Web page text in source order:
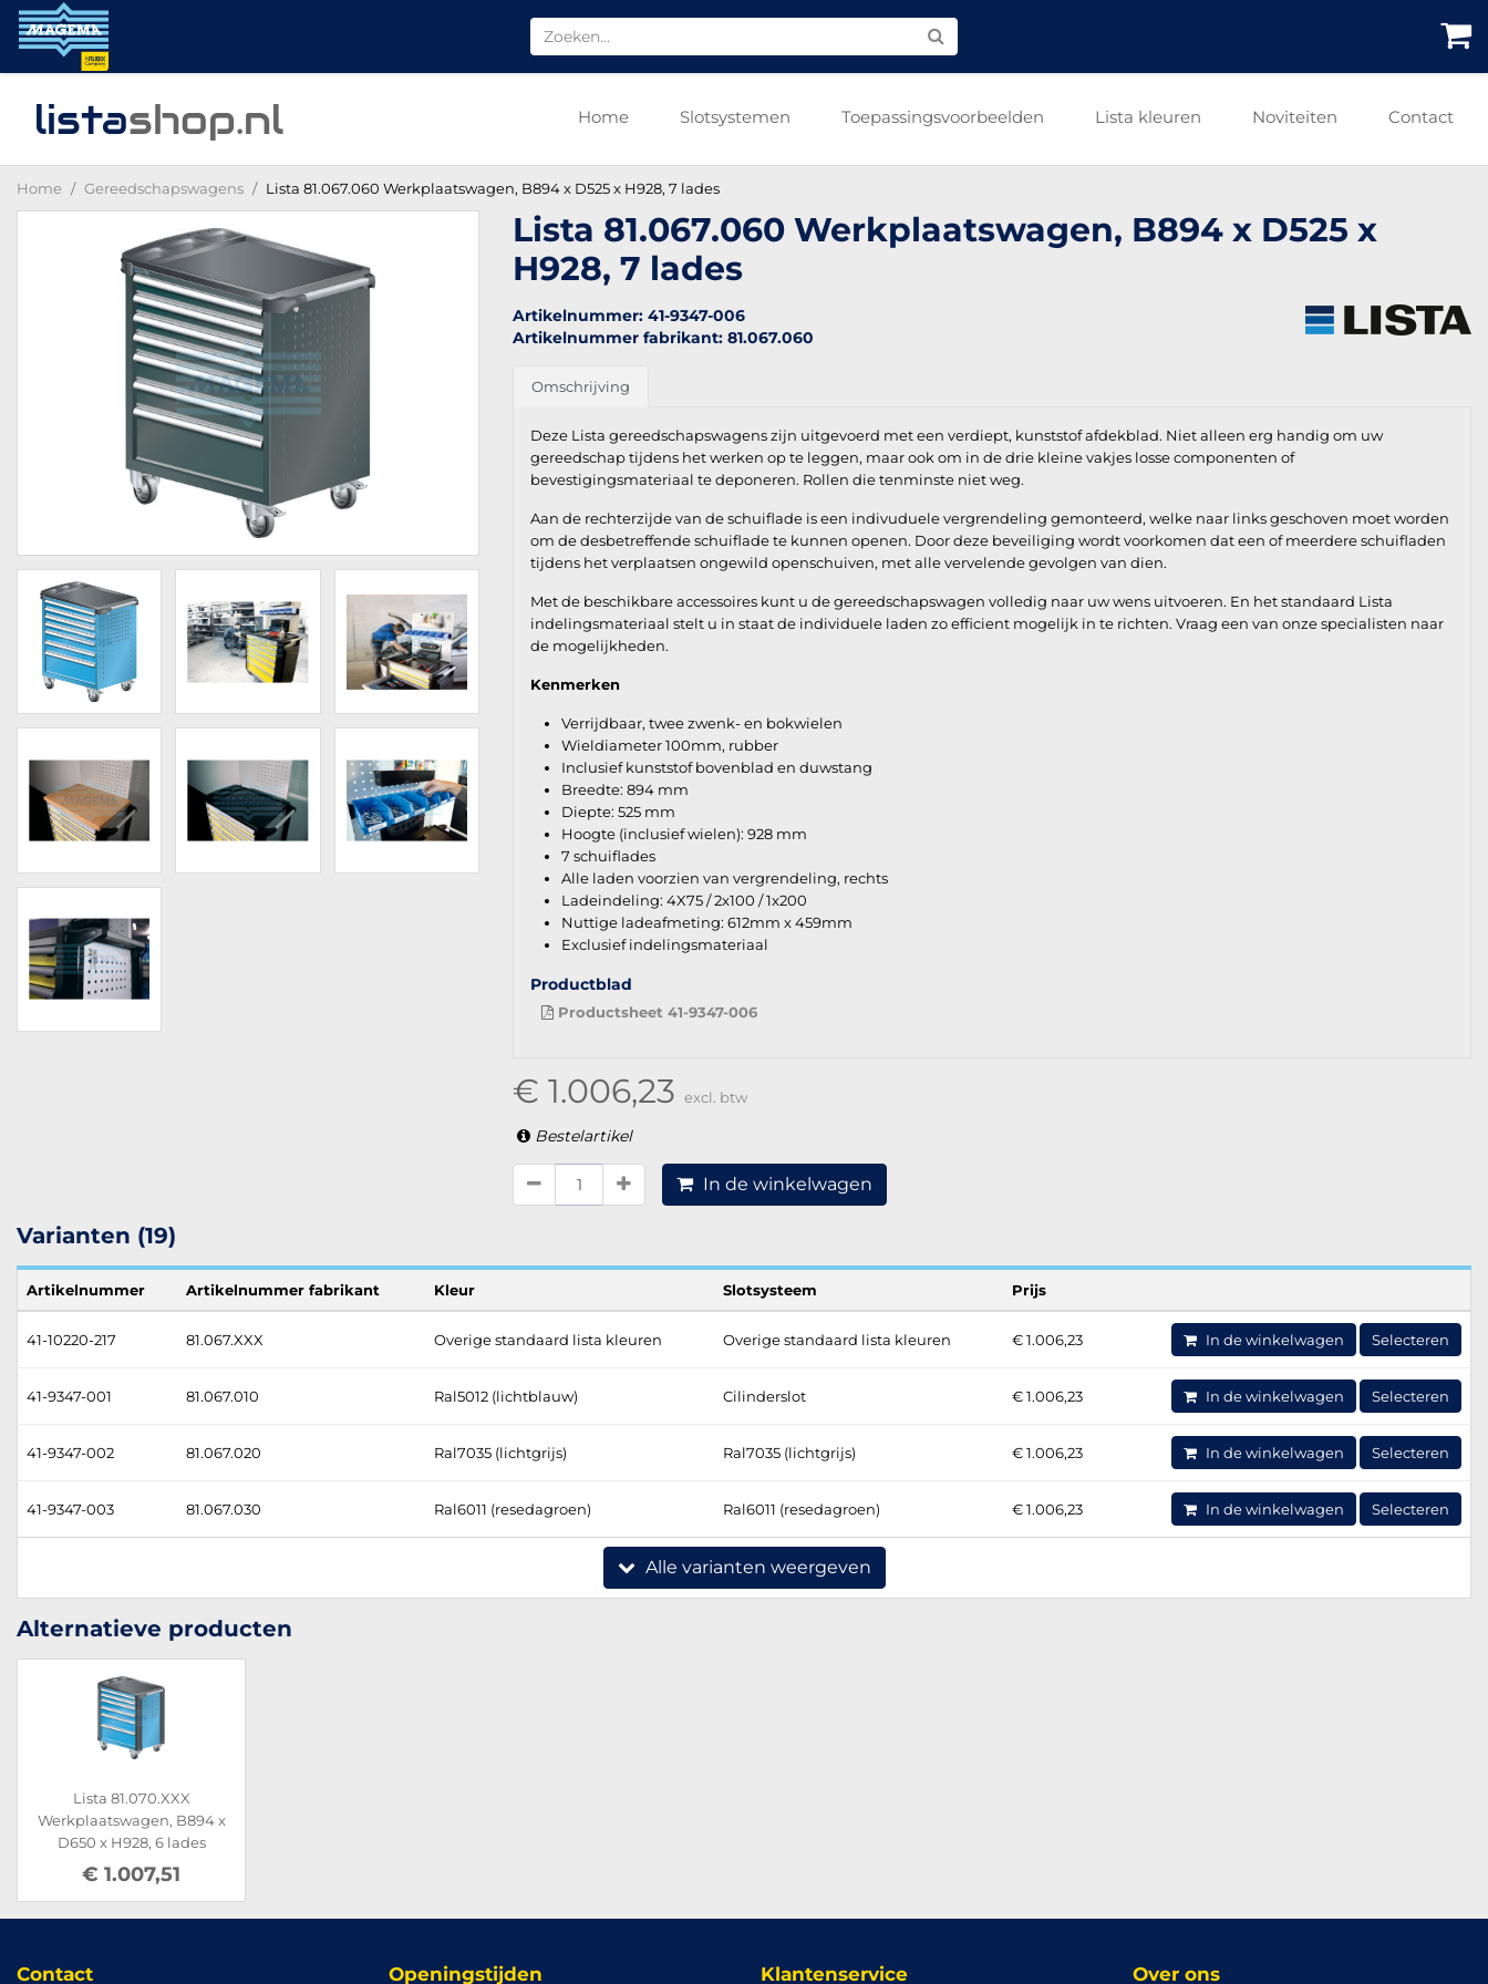
listashop.nl Home Slotsystemen Toepassingsvoorbeelden Lista kleuren Noviteiten Contact
Home Gereedschapswagens Lista 81.067.060 Werkplaatswagen, B894 x D525 x H928, 7 lades
Lista 81.067.060 Werkplaatswagen, B894 x D525 x
H928, 7 lades
Artikelnummer: 41-9347-006
Artikelnummer fabrikant: 81.067.060
Omschrijving
Deze Lista gereedschapswagens zijn uitgevoerd met een verdiept, kunststof afdekblad. Niet alleen erg handig om uw
gereedschap tijdens het werken op te leggen, maar ook om in de drie kleine vakjes losse componenten of
bevestigingsmateriaal te deponeren. Rollen die tenminste niet weg.
Aan de rechterzijde van de schuiflade is een indivuduele vergrendeling gemonteerd, welke naar links geschoven moet worden
om de desbetreffende schuiflade te kunnen openen. Door deze beveiliging wordt voorkomen dat een of meerdere schuifladen
tijdens het verplaatsen ongewild openschuiven, met alle vervelende gevolgen van dien.
Met de beschikbare accessoires kunt u de gereedschapswagen volledig naar uw wens uitvoeren. En het standaard Lista
indelingsmateriaal stelt u in staat de individuele laden zo efficient mogelijk in te richten. Vraag een van onze specialisten naar
de mogelijkheden.
Kenmerken
Verrijdbaar, twee zwenk- en bokwielen
Wieldiameter 100mm, rubber
Inclusief kunststof bovenblad en duwstang
Breedte: 894 mm
Diepte: 525 mm
Hoogte (inclusief wielen): 928 mm
7 schuiflades
Alle laden voorzien van vergrendeling, rechts
Ladeindeling: 4X75 / 2x100 / 1x200
Nuttige ladeafmeting: 612mm x 459mm
Exclusief indelingsmateriaal
Productblad
Productsheet 41-9347-006
€ 1.006,23 excl. btw
Bestelartikel
In de winkelwagen
Varianten (19)
Artikelnummer Artikelnummer fabrikant Kleur Slotsysteem Prijs
41-10220-217 81.067.XXX Overige standaard lista kleuren Overige standaard lista kleuren € 1.006,23 In de winkelwagen Selecteren
41-9347-001 81.067.010 Ral5012 (lichtblauw) Cilinderslot € 1.006,23 In de winkelwagen Selecteren
41-9347-002 81.067.020 Ral7035 (lichtgrijs) Ral7035 (lichtgrijs) € 1.006,23 In de winkelwagen Selecteren
41-9347-003 81.067.030 Ral6011 (resedagroen) Ral6011 (resedagroen) € 1.006,23 In de winkelwagen Selecteren
Alle varianten weergeven
Alternatieve producten
Lista 81.070.XXX
Werkplaatswagen, B894 x
D650 x H928, 6 lades
€ 1.007,51
Contact Openingstijden Klantenservice Over ons